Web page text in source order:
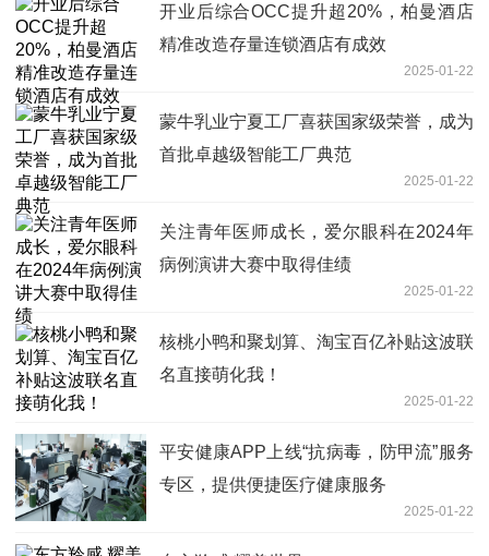
开业后综合OCC提升超20%，柏曼酒店
精准改造存量连锁酒店有成效
2025-01-22
蒙牛乳业宁夏工厂喜获国家级荣誉，成为
首批卓越级智能工厂典范
2025-01-22
关注青年医师成长，爱尔眼科在2024年
病例演讲大赛中取得佳绩
2025-01-22
核桃小鸭和聚划算、淘宝百亿补贴这波联
名直接萌化我！
2025-01-22
平安健康APP上线“抗病毒，防甲流”服务
专区，提供便捷医疗健康服务
2025-01-22